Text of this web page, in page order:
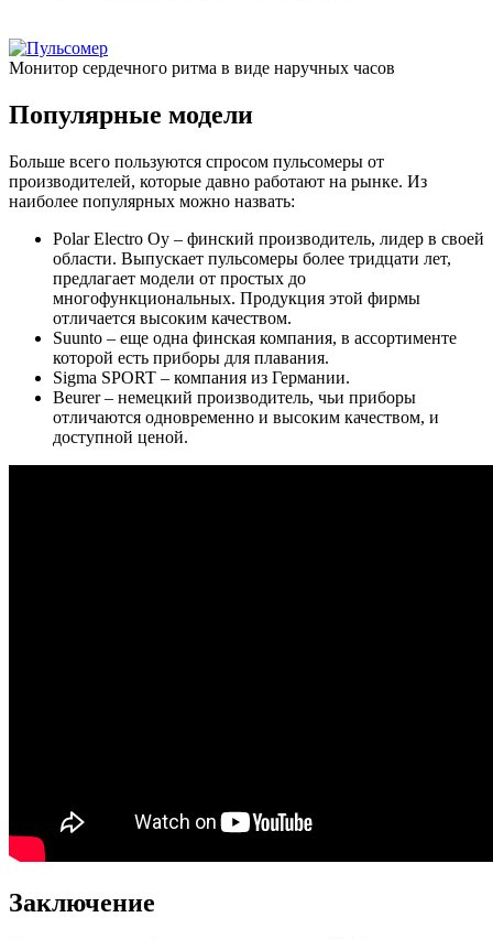
Монитор сердечного ритма в виде наручных часов
Популярные модели
Больше всего пользуются спросом пульсомеры от
производителей, которые давно работают на рынке. Из
наиболее популярных можно назвать:
Polar Electro Oy – финский производитель, лидер в своей
области. Выпускает пульсомеры более тридцати лет,
предлагает модели от простых до
многофункциональных. Продукция этой фирмы
отличается высоким качеством.
Suunto – еще одна финская компания, в ассортименте
которой есть приборы для плавания.
Sigma SPORT – компания из Германии.
Beurer – немецкий производитель, чьи приборы
отличаются одновременно и высоким качеством, и
доступной ценой.
Заключение